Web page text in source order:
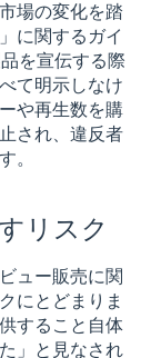
場の変化を踏
に関するガイ
を宣伝する際
て明示しなけ
や再生数を購
され、違反者
。
リスク
ュー販売に関
にとどまりま
すること自体
」と見なされ